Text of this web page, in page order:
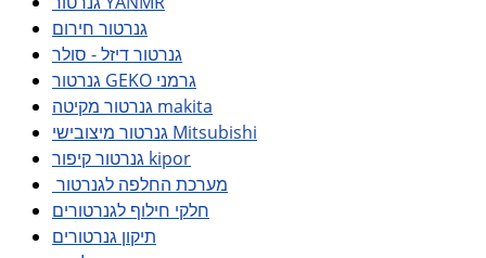
גנרטור חירום
גנרטור דיזל - סולר
גנרטור GEKO גרמני
גנרטור מקיטה makita
גנרטור מיצובישי Mitsubishi
גנרטור קיפור kipor
מערכת החלפה לגנרטור
חלקי חילוף לגנרטורים
תיקון גנרטורים